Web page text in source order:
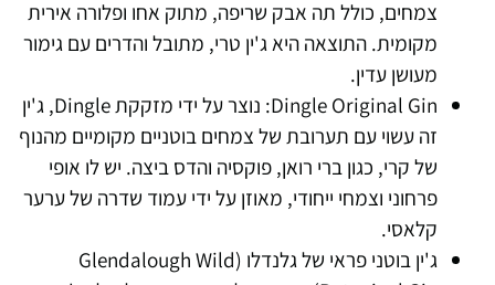
צמחים, כולל תה אבק שריפה, מתוק אחו ופלורה אירית
מקומית. התוצאה היא ג'ין טרי, מתובל והדרים עם גימור
מעושן עדין.
Dingle Original Gin: נוצר על ידי מזקקת Dingle, ג'ין
זה עשוי עם תערובת של צמחים בוטניים מקומיים מהנוף
של קרי, כגון ברי רואן, פוקסיה והדס ביצה. יש לו אופי
פרחוני וצמחי ייחודי, מאוזן על ידי עמוד שדרה של ערער
קלאסי.
ג'ין בוטני פראי של גלנדלו (Glendalough Wild